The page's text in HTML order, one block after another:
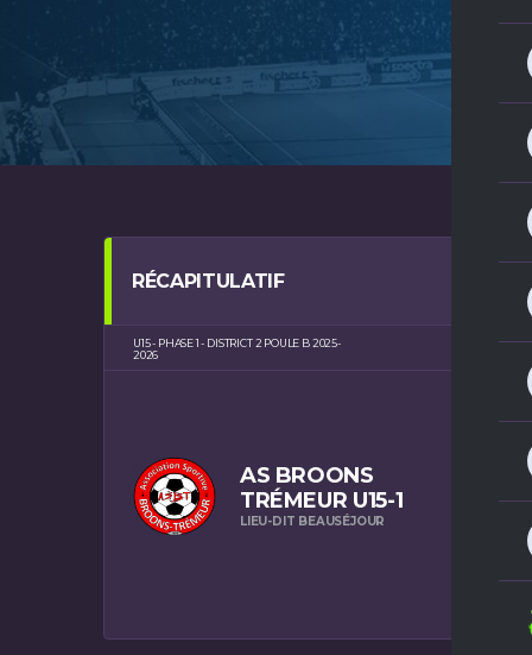
RÉCAPITULATIF
U15 - PHASE 1 - DISTRICT 2 POULE B 2025-
2026
AS BROONS
TRÉMEUR U15-1
LIEU-DIT BEAUSÉJOUR